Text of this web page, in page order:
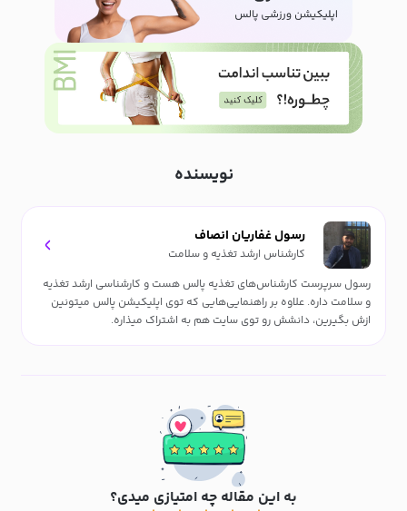
نویسنده
رسول غفاریان انصاف
کارشناس ارشد تغذیه و سلامت
رسول سرپرست کارشناس‌های تغذیه پالس هست و کارشناسی ارشد تغذیه
و سلامت داره. علاوه بر راهنمایی‌هایی که توی اپلیکیشن پالس میتونین
ازش بگیرین، دانشش رو توی سایت هم به اشتراک میذاره.
به این مقاله چه امتیازی میدی؟